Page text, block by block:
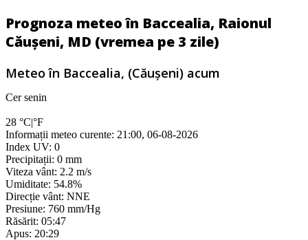
Prognoza meteo în Baccealia, Raionul
Căușeni, MD (vremea pe 3 zile)
Meteo în Baccealia, (Căușeni) acum
Cer senin
28 °C|°F
Informații meteo curente: 21:00, 06-08-2026
Index UV: 0
Precipitații: 0 mm
Viteza vânt: 2.2 m/s
Umiditate: 54.8%
Direcție vânt: NNE
Presiune: 760 mm/Hg
Răsărit: 05:47
Apus: 20:29